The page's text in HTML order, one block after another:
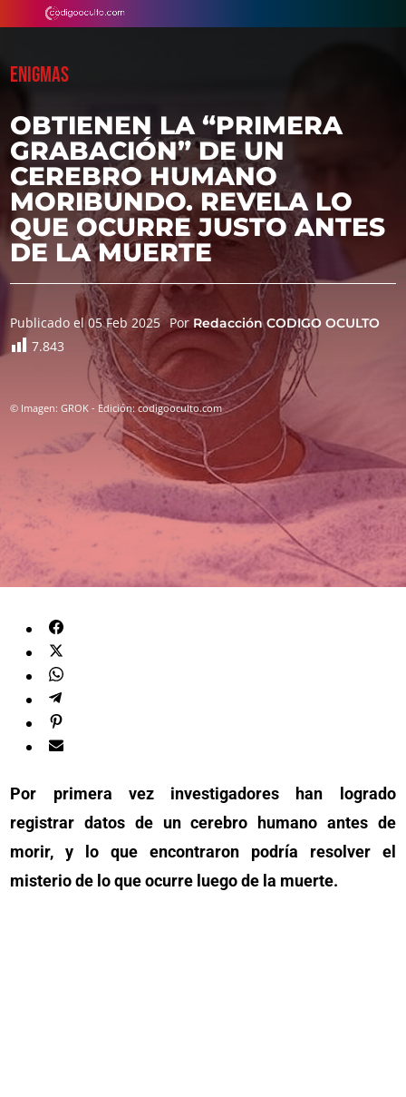
ENIGMAS
OBTIENEN LA “PRIMERA
GRABACIÓN” DE UN
CEREBRO HUMANO
MORIBUNDO. REVELA LO
QUE OCURRE JUSTO ANTES
DE LA MUERTE
Publicado el 05 Feb 2025 Por Redacción CODIGO OCULTO
7.843
© Imagen: GROK - Edición: codigooculto.com
Por primera vez investigadores han logrado
registrar datos de un cerebro humano antes de
morir, y lo que encontraron podría resolver el
misterio de lo que ocurre luego de la muerte.